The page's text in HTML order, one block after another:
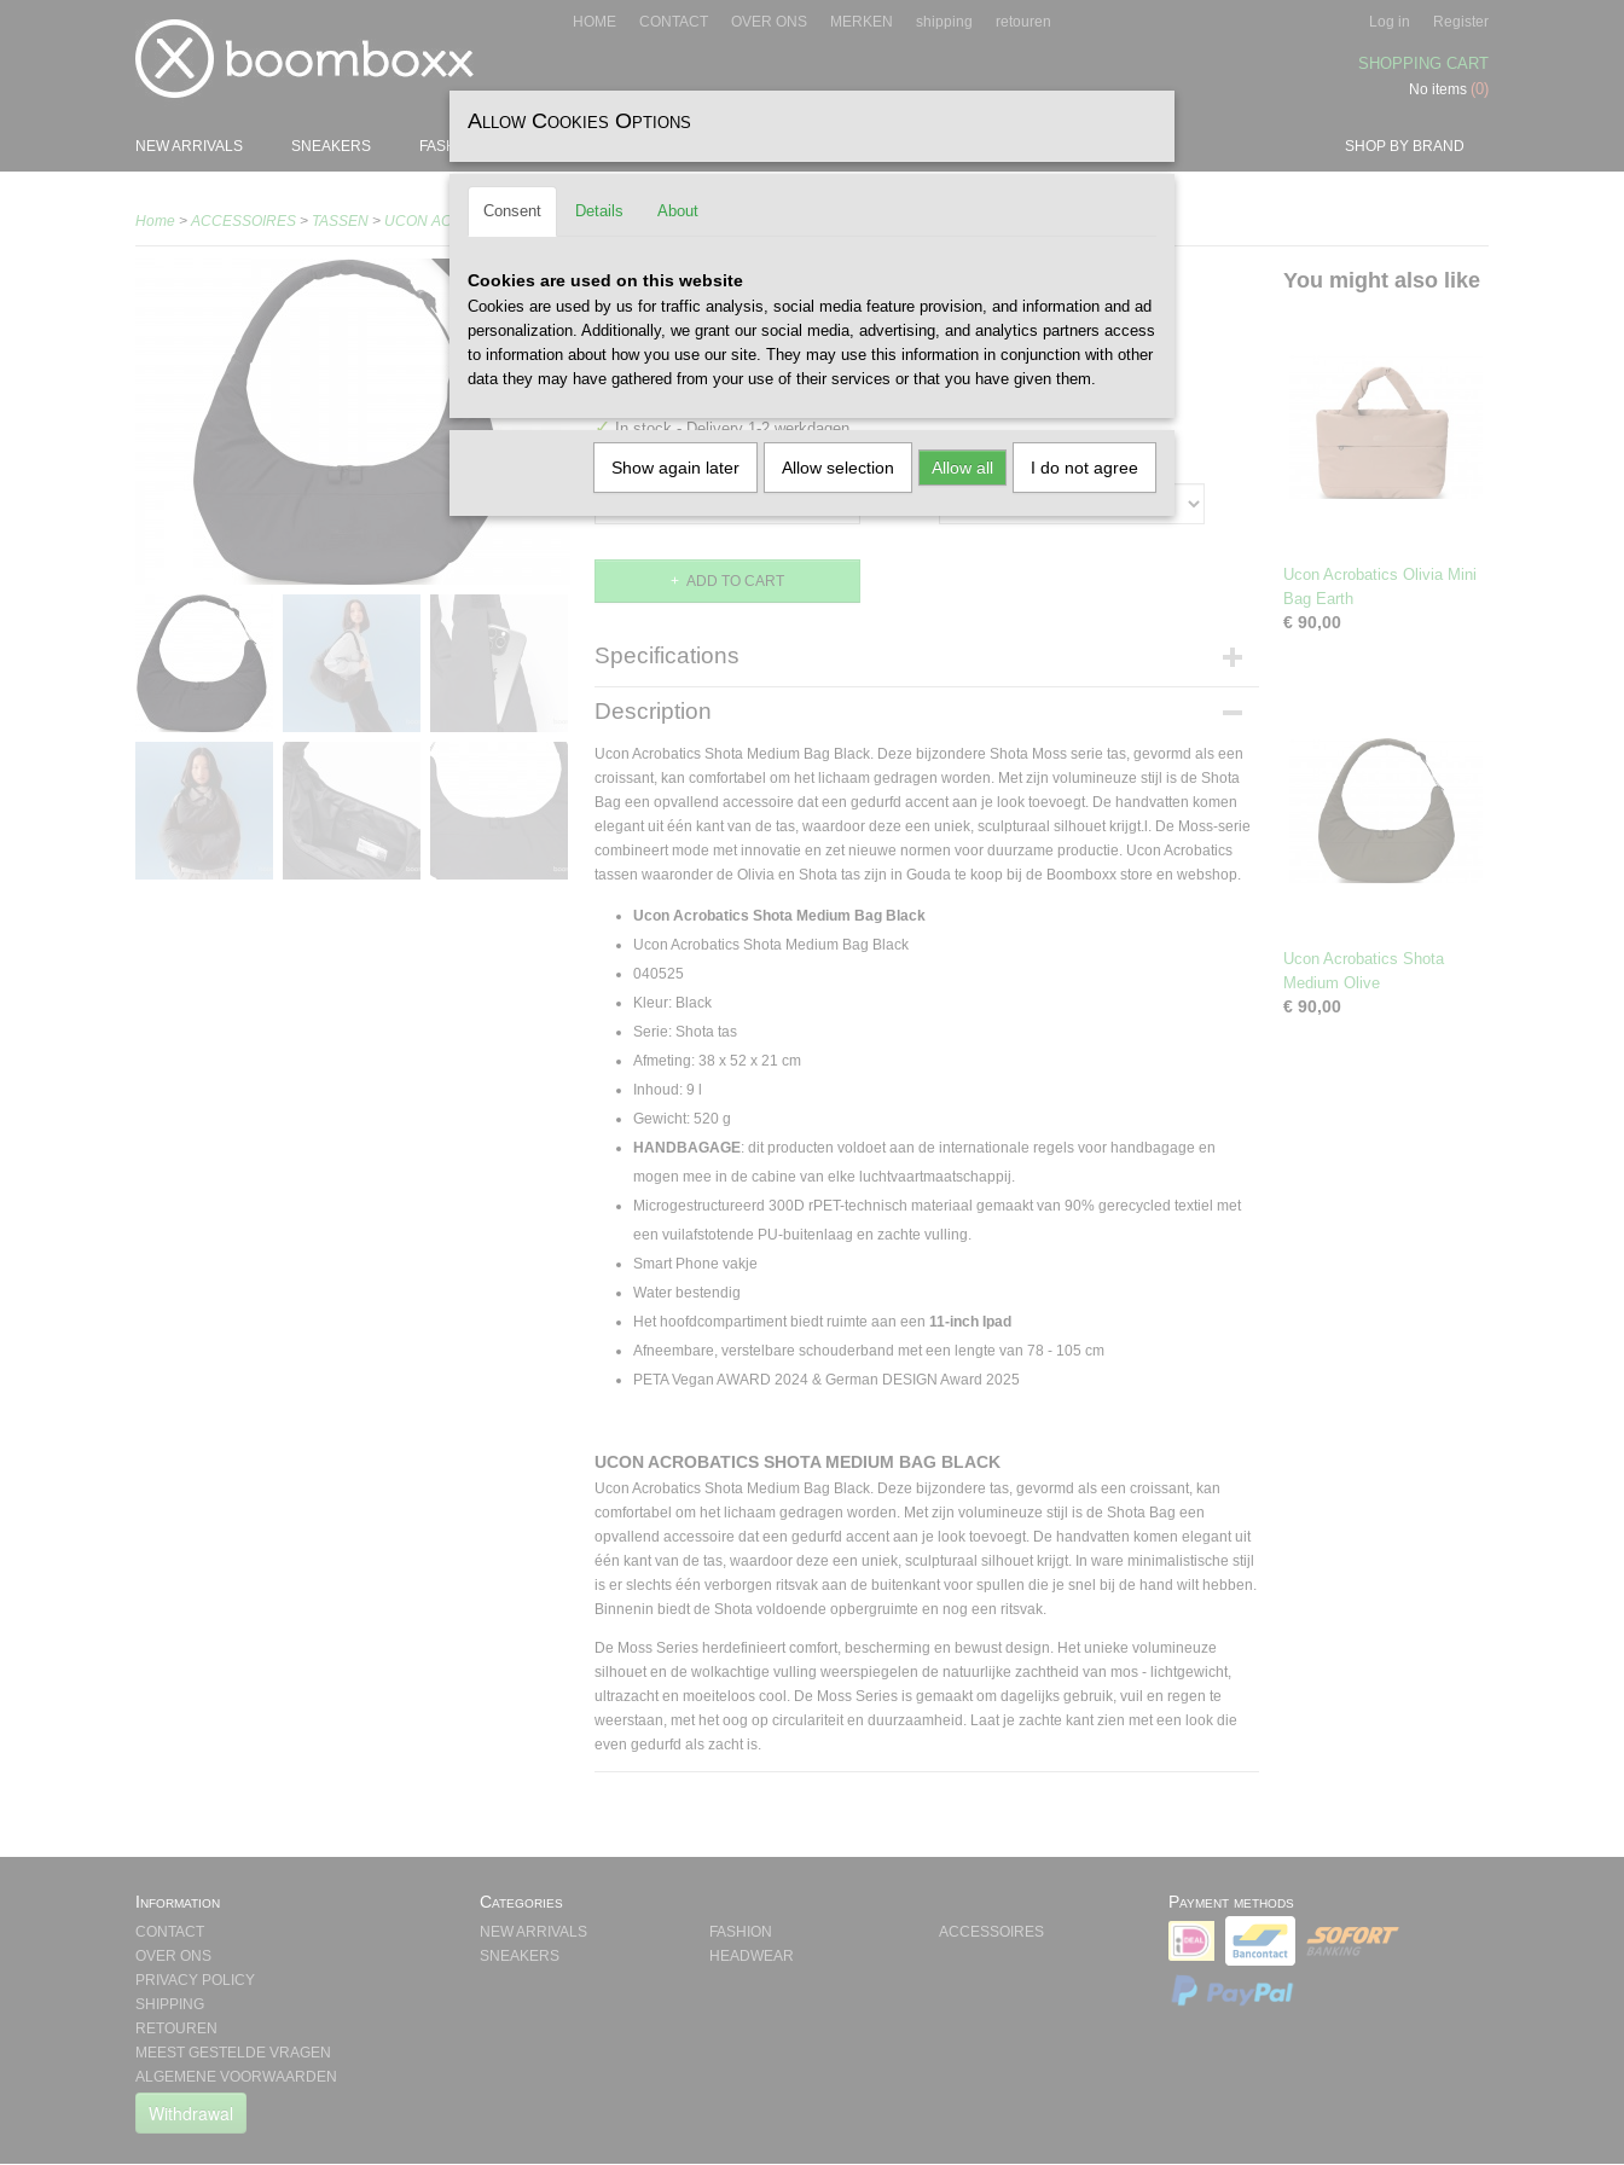
HOME CONTACT OVER ONS MERKEN shipping retouren Log in Register
SHOPPING CART
No items (0)
SHOP BY BRAND
NEW ARRIVALS SNEAKERS FASHION
Home >ACCESSOIRES > TASSEN > UCON ACROBATICS>Ucon Acrobatics Shota Medium Bag Black
RECYCLED
Ucon Acrobatics Shota Medium Bag
Black
€ 90,00 (including VAT 21%)
✓ In stock - Delivery 1-2 werkdagen
Size / Maat Quantity
ADD TO CART
Specifications
Product code
EAN code
Description
Ucon Acrobatics Shota Medium Bag Black. Deze bijzondere Shota Moss serie tas, gevormd als een
croissant, kan comfortabel om het lichaam gedragen worden. Met zijn volumineuze stijl is de Shota
Bag een opvallend accessoire dat een gedurfd accent aan je look toevoegt. De handvatten komen
elegant uit één kant van de tas, waardoor deze een uniek, sculpturaal silhouet krijgt.l. De Moss-serie
combineert mode met innovatie en zet nieuwe normen voor duurzame productie. Ucon Acrobatics
tassen waaronder de Olivia en Shota tas zijn in Gouda te koop bij de Boomboxx store en webshop.
Ucon Acrobatics Shota Medium Bag Black
Ucon Acrobatics Shota Medium Bag Black
040525
Kleur: Black
Serie: Shota tas
Afmeting: 38 x 52 x 21 cm
Inhoud: 9 l
Gewicht: 520 g
HANDBAGAGE: dit producten voldoet aan de internationale regels voor handbagage en
mogen mee in de cabine van elke luchtvaartmaatschappij.
Microgestructureerd 300D rPET-technisch materiaal gemaakt van 90% gerecycled textiel met
een vuilafstotende PU-buitenlaag en zachte vulling.
Smart Phone vakje
Water bestendig
Het hoofdcompartiment biedt ruimte aan een 11-inch Ipad
Afneembare, verstelbare schouderband met een lengte van 78 - 105 cm
PETA Vegan AWARD 2024 & German DESIGN Award 2025
UCON ACROBATICS SHOTA MEDIUM BAG BLACK
Ucon Acrobatics Shota Medium Bag Black. Deze bijzondere tas, gevormd als een croissant, kan
comfortabel om het lichaam gedragen worden. Met zijn volumineuze stijl is de Shota Bag een
opvallend accessoire dat een gedurfd accent aan je look toevoegt. De handvatten komen elegant uit
één kant van de tas, waardoor deze een uniek, sculpturaal silhouet krijgt. In ware minimalistische stijl
is er slechts één verborgen ritsvak aan de buitenkant voor spullen die je snel bij de hand wilt hebben.
Binnenin biedt de Shota voldoende opbergruimte en nog een ritsvak.
De Moss Series herdefinieert comfort, bescherming en bewust design. Het unieke volumineuze
silhouet en de wolkachtige vulling weerspiegelen de natuurlijke zachtheid van mos - lichtgewicht,
ultrazacht en moeiteloos cool. De Moss Series is gemaakt om dagelijks gebruik, vuil en regen te
weerstaan, met het oog op circulariteit en duurzaamheid. Laat je zachte kant zien met een look die
even gedurfd als zacht is.
You might also like
Ucon Acrobatics Olivia Mini
Bag Earth
€ 90,00
Ucon Acrobatics Shota
Medium Olive
€ 90,00
Information
CONTACT
OVER ONS
PRIVACY POLICY
SHIPPING
RETOUREN
MEEST GESTELDE VRAGEN
ALGEMENE VOORWAARDEN
Withdrawal
Categories
NEW ARRIVALS
SNEAKERS
FASHION
HEADWEAR
ACCESSOIRES
Payment methods
Allow Cookies Options
Consent Details About
Cookies are used on this website
Cookies are used by us for traffic analysis, social media feature provision, and information and ad
personalization. Additionally, we grant our social media, advertising, and analytics partners access
to information about how you use our site. They may use this information in conjunction with other
data they may have gathered from your use of their services or that you have given them.
Show again later Allow selection Allow all I do not agree